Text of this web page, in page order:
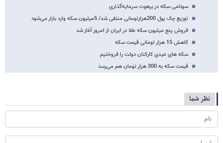
سونامی سکه در برهوت سرمایه‌گذاری
توزیع چک پول 200هزارتومانی منتفی شد/ 5میلیون سکه وارد بازار می‌شود
فروش پنج میلیون سکه طلا در ایران از امروز آغاز شد
کاهش 15 هزار تومانی قیمت سکه
سکه های عیدی کارکنان دولت را فروختیم
قیمت سکه به 300 هزار تومان هم می‌رسد
نظر شما